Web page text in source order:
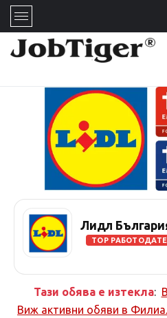
Лидл
TOP
Тази обява е изтекла:
Виж активни обяви в